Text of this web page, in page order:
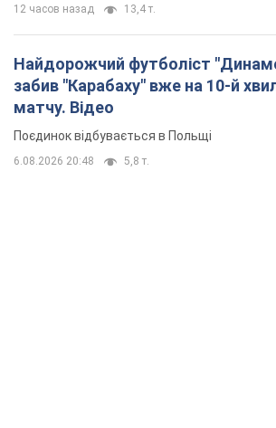
10 часов назад 149,1 т.
Українцям обіцяють по 850 грн від
мобільних операторів: що не так з
цими повідомленнями